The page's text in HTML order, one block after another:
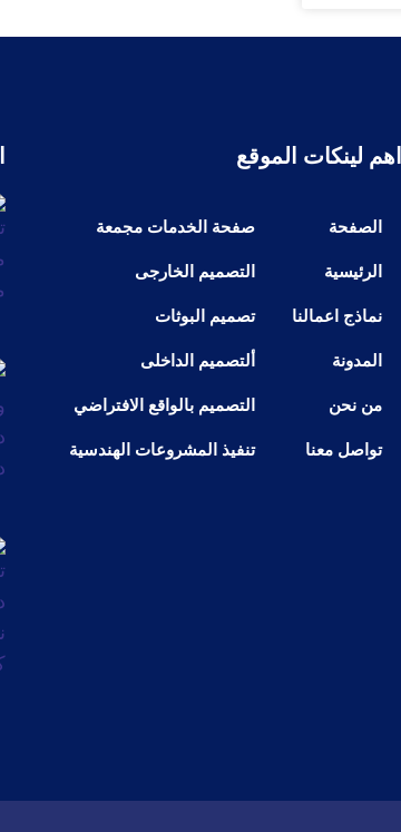
اهم لينكات الموقع
الصفحة
الرئيسية
نماذج اعمالنا
المدونة
من نحن
تواصل معنا
صفحة الخدمات مجمعة
التصميم الخارجى
تصميم البوثات
ألتصميم الداخلى
التصميم بالواقع الافتراضي
تنفيذ المشروعات الهندسية